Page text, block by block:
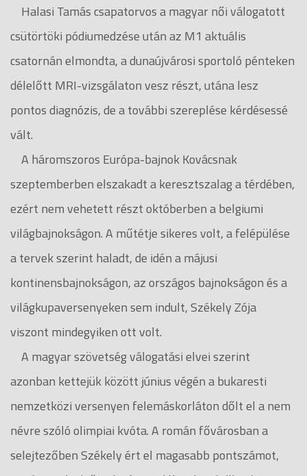
Halasi Tamás csapatorvos a magyar női válogatott
csütörtöki pódiumedzése után az M1 aktuális
csatornán elmondta, a dunaújvárosi sportoló pénteken
délelőtt MRI-vizsgálaton vesz részt, utána lesz
pontos diagnózis, de a további szereplése kérdésessé
vált.
A háromszoros Európa-bajnok Kovácsnak
szeptemberben elszakadt a keresztszalag a térdében,
ezért nem vehetett részt októberben a belgiumi
világbajnokságon. A műtétje sikeres volt, a felépülése
a tervek szerint haladt, de idén a májusi
kontinensbajnokságon, az országos bajnokságon és a
világkupaversenyeken sem indult, Székely Zója
viszont mindegyiken ott volt.
A magyar szövetség válogatási elvei szerint
azonban kettejük között június végén a bukaresti
nemzetközi versenyen felemáskorláton dőlt el a nem
névre szóló olimpiai kvóta. A román fővárosban a
selejtezőben Székely ért el magasabb pontszámot,